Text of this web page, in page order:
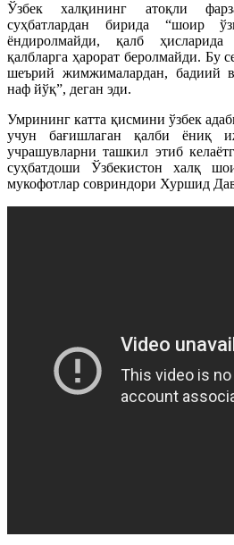
Ўзбек халқининг атоқли
суҳбатлардан бирида “шоир
ёндиролмайди, қалб
қалбларга ҳарорат беролмайди. Бу
шеърий жимжималардан, бадиий
наф йўқ”, деган эди.
Умрининг катта қисмини ўзбек
учун бағишлаган қалби ёниқ
учрашувларни ташкил этиб
суҳбатдоши Ўзбекистон халқ
мукофотлар совриндори Хуршид